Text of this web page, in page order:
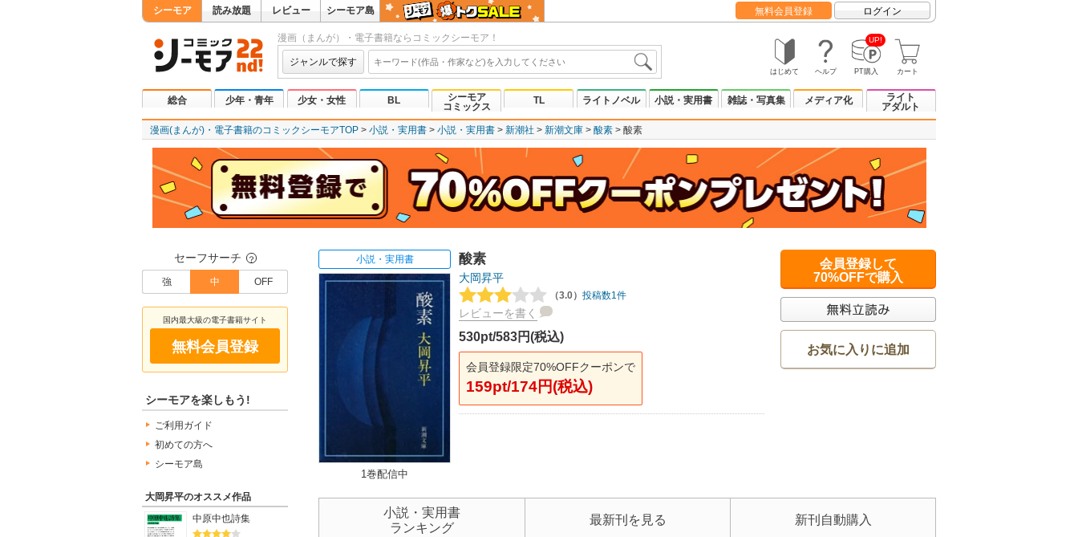
シーモア 読み放題 レビュー シーモア島 無料会員登録 ログイン
漫画（まんが）・電子書籍ならコミックシーモア！
ジャンルで探す
はじめて ヘルプ
UP!
PT購入 カート
総合 少年・青年 少女・女性 BL
シーモア
コミックス
TL ライトノベル 小説・実用書 雑誌・写真集 メディア化
ライト
アダルト
漫画(まんが)・電子書籍のコミックシーモアTOP 小説・実用書 小説・実用書 新潮社 新潮文庫 酸素 酸素
セーフサーチ ？
強 中 OFF
国内最大級の電子書籍サイト
無料会員登録
シーモアを楽しもう!
ご利用ガイド
初めての方へ
シーモア島
大岡昇平のオススメ作品
中原中也詩集
小説・実用書
1巻配信中
酸素
大岡昇平
（3.0） 投稿数1件
レビューを書く
530pt/583円(税込)
会員登録限定70%OFFクーポンで
159pt/174円(税込)
会員登録して
70%OFFで購入
お気に入りに追加
小説・実用書
ランキング
最新刊を見る 新刊自動購入